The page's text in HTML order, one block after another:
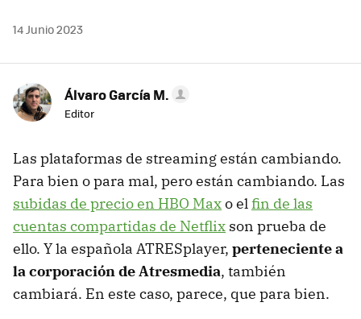
14 Junio 2023
Álvaro García M.
Editor
Las plataformas de streaming están cambiando.
Para bien o para mal, pero están cambiando. Las
subidas de precio en HBO Maxo elfin de las
cuentas compartidas de Netflix son prueba de
ello. Y la española ATRESplayer, perteneciente a
la corporación de Atresmedia, también
cambiará. En este caso, parece, que para bien.